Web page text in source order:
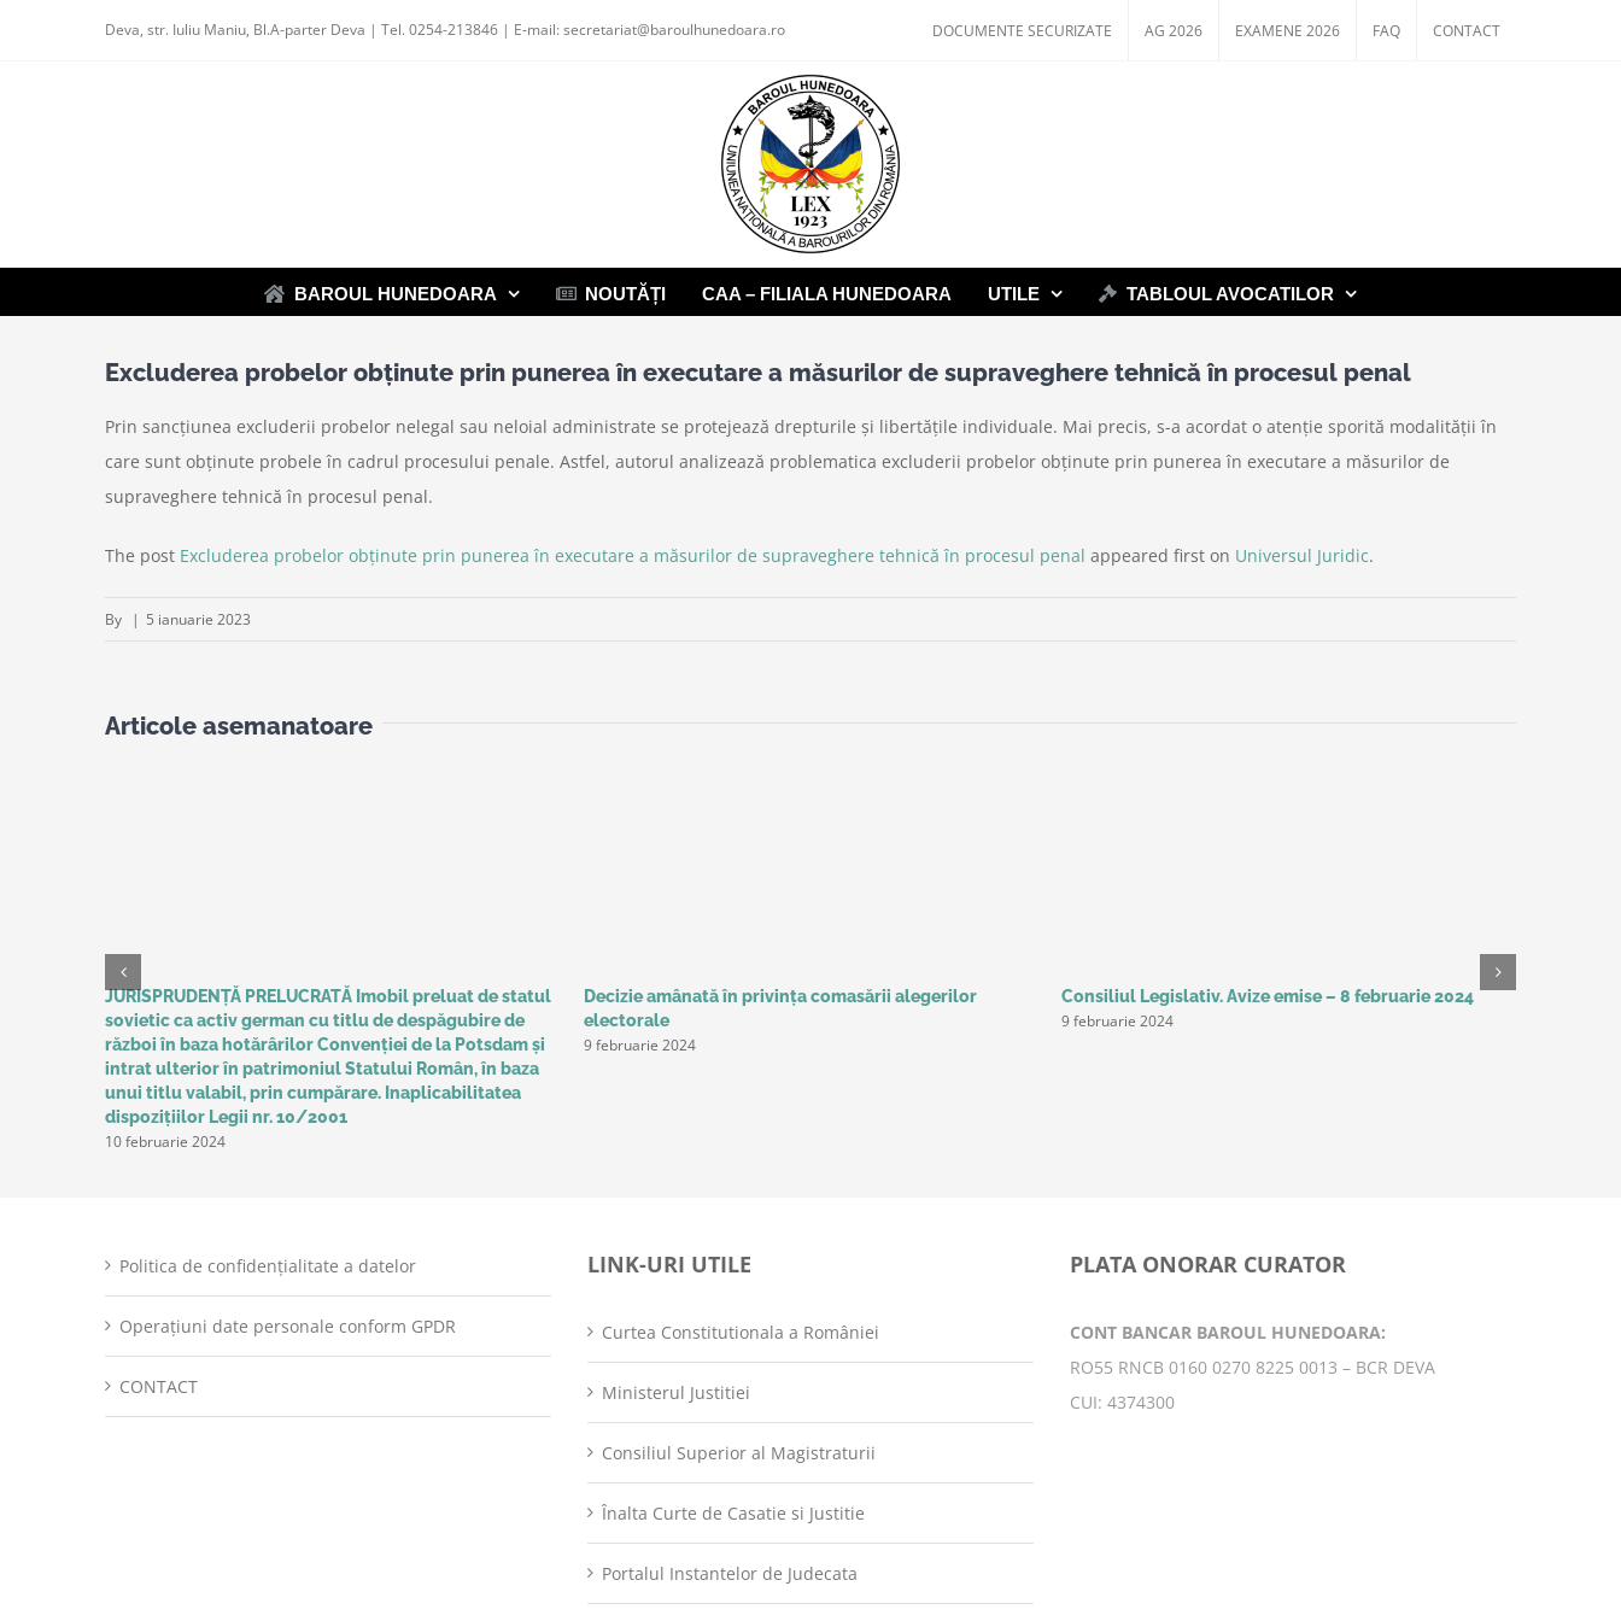
Deva, str. Iuliu Maniu, Bl.A-parter Deva | Tel. 0254-213846 | E-mail: secretariat@baroulhunedoara.ro DOCUMENTE SECURIZATE AG 2026 EXAMENE 2026 FAQ CONTACT
BAROUL HUNEDOARA NOUTĂȚI CAA – FILIALA HUNEDOARA UTILE TABLOUL AVOCATILOR
Excluderea probelor obținute prin punerea în executare a măsurilor de supraveghere tehnică în procesul penal
Prin sancțiunea excluderii probelor nelegal sau neloial administrate se protejează drepturile și libertățile individuale. Mai precis, s-a acordat o atenție sporită modalității în
care sunt obținute probele în cadrul procesului penale. Astfel, autorul analizează problematica excluderii probelor obținute prin punerea în executare a măsurilor de
supraveghere tehnică în procesul penal.
The post Excluderea probelor obținute prin punerea în executare a măsurilor de supraveghere tehnică în procesul penal appeared first on Universul Juridic.
By | 5 ianuarie 2023
Articole asemanatoare
JURISPRUDENȚĂ PRELUCRATĂ Imobil preluat de statul
sovietic ca activ german cu titlu de despăgubire de
război în baza hotărârilor Convenţiei de la Potsdam și
intrat ulterior în patrimoniul Statului Român, în baza
unui titlu valabil, prin cumpărare. Inaplicabilitatea
dispozițiilor Legii nr. 10/2001
10 februarie 2024
Decizie amânată în privinţa comasării alegerilor
electorale
9 februarie 2024
Consiliul Legislativ. Avize emise – 8 februarie 2024
9 februarie 2024
Politica de confidențialitate a datelor
Operațiuni date personale conform GPDR
CONTACT
LINK-URI UTILE
Curtea Constitutionala a României
Ministerul Justitiei
Consiliul Superior al Magistraturii
Înalta Curte de Casatie si Justitie
Portalul Instantelor de Judecata
PLATA ONORAR CURATOR
CONT BANCAR BAROUL HUNEDOARA:
RO55 RNCB 0160 0270 8225 0013 – BCR DEVA
CUI: 4374300